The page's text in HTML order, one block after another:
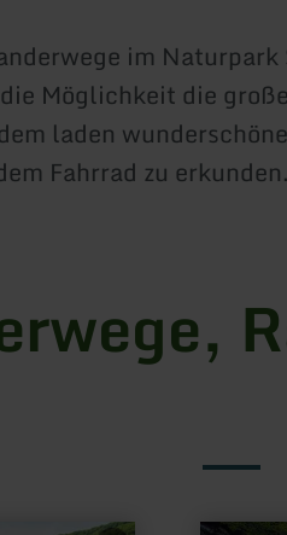
im
Möglichkeit die
laden
Fahrrad zu erkunden.
mehr